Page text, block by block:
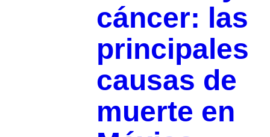
cáncer: las
principales
causas de
muerte en